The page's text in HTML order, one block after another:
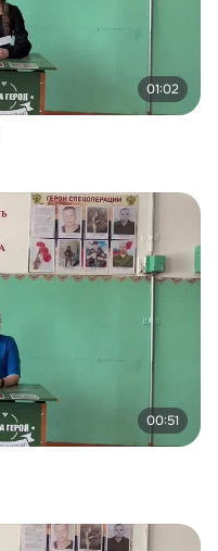
01:02
00:51